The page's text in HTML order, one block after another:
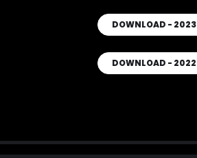
DOWNLOAD - 2023
DOWNLOAD - 2022